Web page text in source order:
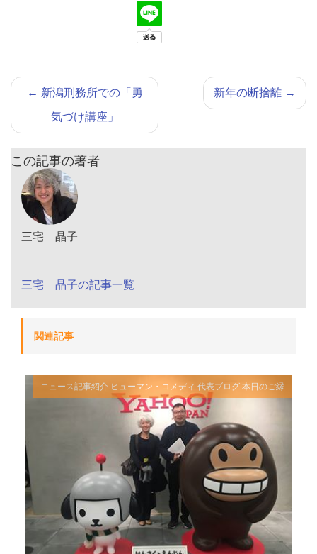
← 新潟刑務所での「勇
気づけ講座」
新年の断捨離 →
この記事の著者
三宅 晶子
三宅 晶子の記事一覧
関連記事
ニュース記事紹介 ヒューマン・コメディ 代表ブログ 本日のご縁